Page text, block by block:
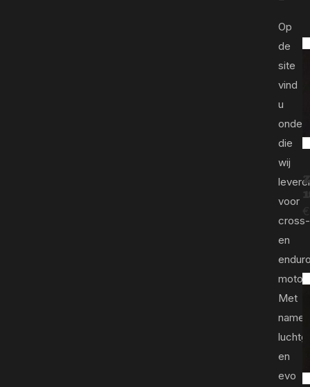
€
Op
de
site
vind
u
die
wij
voor
cross-
en
enduro
Met
name
en
evo